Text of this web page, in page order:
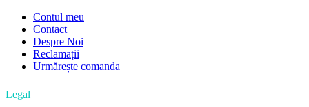
Contul meu
Contact
Despre Noi
Reclamații
Urmărește comanda
Legal